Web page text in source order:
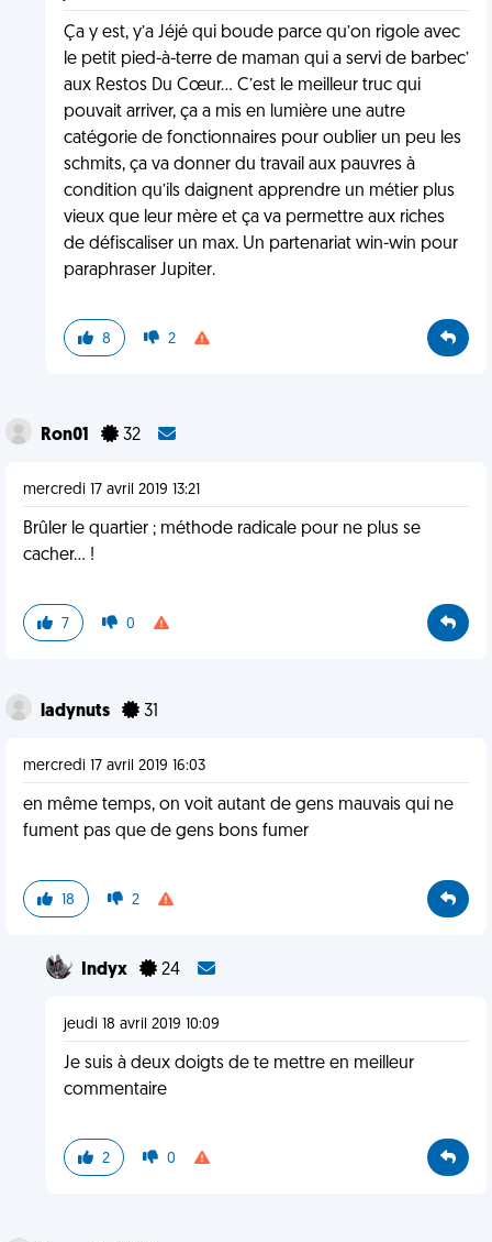
Ça y est, y’a Jéjé qui boude parce qu’on rigole avec
le petit pied-à-terre de maman qui a servi de barbec’
aux Restos Du Cœur... C’est le meilleur truc qui
pouvait arriver, ça a mis en lumière une autre
catégorie de fonctionnaires pour oublier un peu les
schmits, ça va donner du travail aux pauvres à
condition qu’ils daignent apprendre un métier plus
vieux que leur mère et ça va permettre aux riches
de défiscaliser un max. Un partenariat win-win pour
paraphraser Jupiter.
8 2
Ron01 32
mercredi 17 avril 2019 13:21
Brûler le quartier ; méthode radicale pour ne plus se
cacher... !
7 0
ladynuts 31
mercredi 17 avril 2019 16:03
en même temps, on voit autant de gens mauvais qui ne
fument pas que de gens bons fumer
18 2
Indyx 24
jeudi 18 avril 2019 10:09
Je suis à deux doigts de te mettre en meilleur
commentaire
2 0